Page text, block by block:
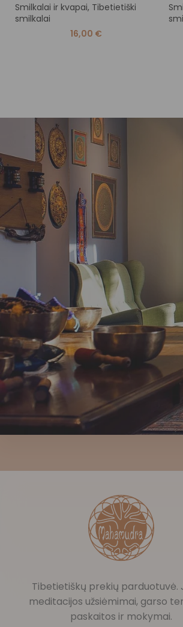
Smilkalai ir kvapai, Tibetietiški
smilkalai
16,00 €
Tibetietiškų prekių parduotuvė.
meditacijos užsiėmimai, garso
paskaitos ir mokymai.